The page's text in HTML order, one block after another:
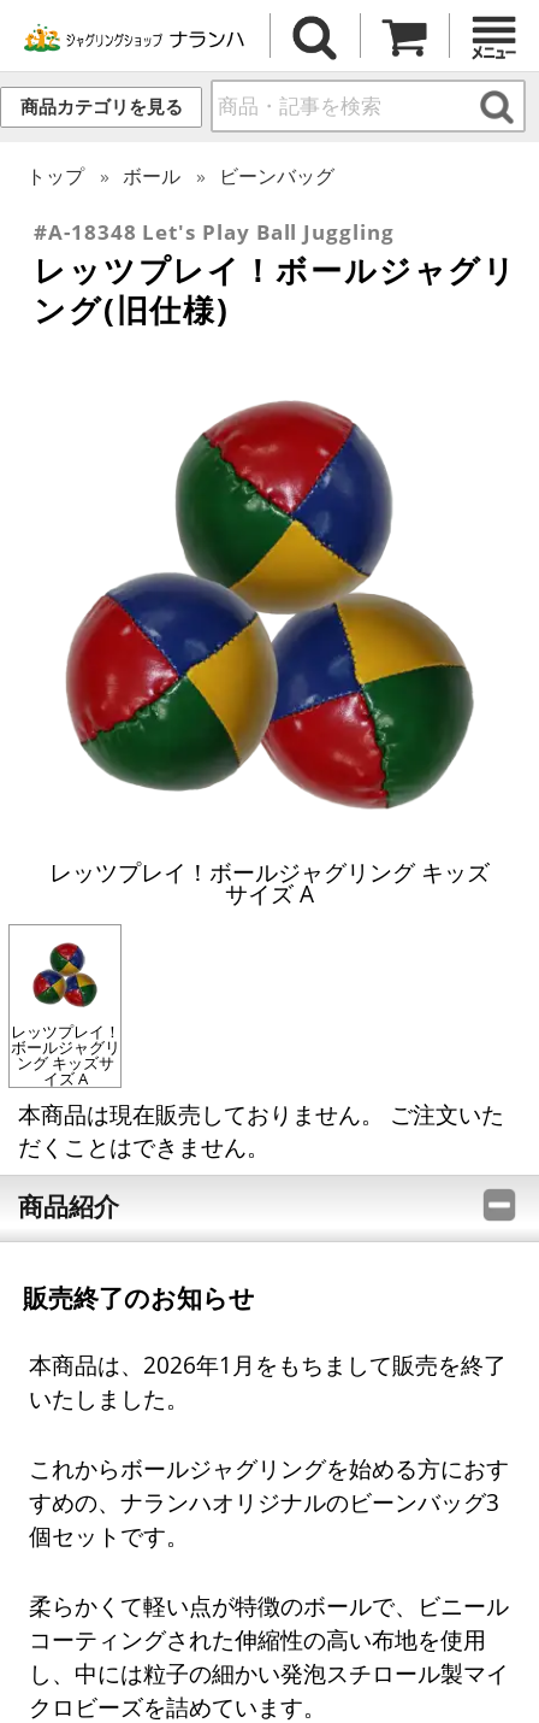
商品カテゴリを見る
トップ ボール ビーンバッグ
#A-18348 Let's Play Ball Juggling
レッツプレイ！ボールジャグリ
ング(旧仕様)
レッツプレイ！ボールジャグリング キッズ
サイズ A
レッツプレイ！
ボールジャグリ
ング キッズサ
イズ A
本商品は現在販売しておりません。 ご注文いた
だくことはできません。
商品紹介
販売終了のお知らせ
本商品は、2026年1月をもちまして販売を終了
いたしました。
これからボールジャグリングを始める方におす
すめの、ナランハオリジナルのビーンバッグ3
個セットです。
柔らかくて軽い点が特徴のボールで、ビニール
コーティングされた伸縮性の高い布地を使用
し、中には粒子の細かい発泡スチロール製マイ
クロビーズを詰めています。